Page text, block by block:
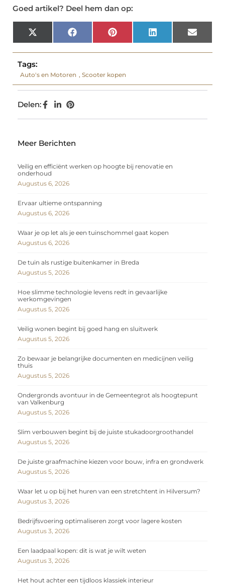
Goed artikel? Deel hem dan op:
X
(Twitter)
Facebook Pinterest LinkedIn Email
Tags:
Auto's en Motoren , Scooter kopen
Delen:
Meer Berichten
Veilig en efficiënt werken op hoogte bij renovatie en
onderhoud
Augustus 6, 2026
Ervaar ultieme ontspanning
Augustus 6, 2026
Waar je op let als je een tuinschommel gaat kopen
Augustus 6, 2026
De tuin als rustige buitenkamer in Breda
Augustus 5, 2026
Hoe slimme technologie levens redt in gevaarlijke
werkomgevingen
Augustus 5, 2026
Veilig wonen begint bij goed hang en sluitwerk
Augustus 5, 2026
Zo bewaar je belangrijke documenten en medicijnen veilig
thuis
Augustus 5, 2026
Ondergronds avontuur in de Gemeentegrot als hoogtepunt
van Valkenburg
Augustus 5, 2026
Slim verbouwen begint bij de juiste stukadoorgroothandel
Augustus 5, 2026
De juiste graafmachine kiezen voor bouw, infra en grondwerk
Augustus 5, 2026
Waar let u op bij het huren van een stretchtent in Hilversum?
Augustus 3, 2026
Bedrijfsvoering optimaliseren zorgt voor lagere kosten
Augustus 3, 2026
Een laadpaal kopen: dit is wat je wilt weten
Augustus 3, 2026
Het hout achter een tijdloos klassiek interieur